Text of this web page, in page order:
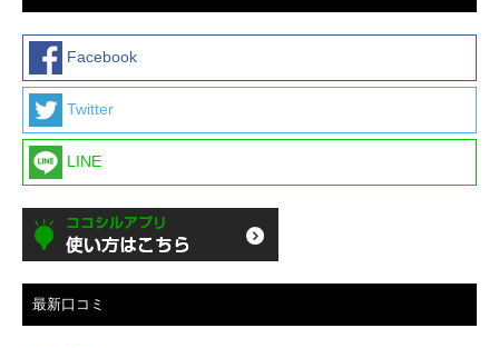
Facebook
Twitter
LINE
最新口コミ